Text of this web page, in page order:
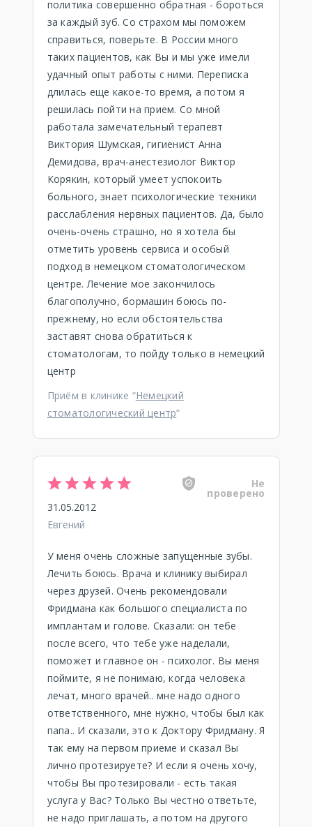
политика совершенно обратная - бороться
за каждый зуб. Со страхом мы поможем
справиться, поверьте. В России много
таких пациентов, как Вы и мы уже имели
удачный опыт работы с ними. Переписка
длилась еще какое-то время, а потом я
решилась пойти на прием. Со мной
работала замечательный терапевт
Виктория Шумская, гигиенист Анна
Демидова, врач-анестезиолог Виктор
Корякин, который умеет успокоить
больного, знает психологические техники
расслабления нервных пациентов. Да, было
очень-очень страшно, но я хотела бы
отметить уровень сервиса и особый
подход в немецком стоматологическом
центре. Лечение мое закончилось
благополучно, бормашин боюсь по-
прежнему, но если обстоятельства
заставят снова обратиться к
стоматологам, то пойду только в немецкий
центр
Приём в клинике “Немецкий
стоматологический центр”
Не
проверено
31.05.2012
Евгений
У меня очень сложные запущенные зубы.
Лечить боюсь. Врача и клинику выбирал
через друзей. Очень рекомендовали
Фридмана как большого специалиста по
имплантам и голове. Сказали: он тебе
после всего, что тебе уже наделали,
поможет и главное он - психолог. Вы меня
поймите, я не понимаю, когда человека
лечат, много врачей.. мне надо одного
ответственного, мне нужно, чтобы был как
папа.. И сказали, это к Доктору Фридману. Я
так ему на первом приеме и сказал Вы
лично протезируете? И если я очень хочу,
чтобы Вы протезировали - есть такая
услуга у Вас? Только Вы честно ответьте,
не надо приглашать, а потом на другого